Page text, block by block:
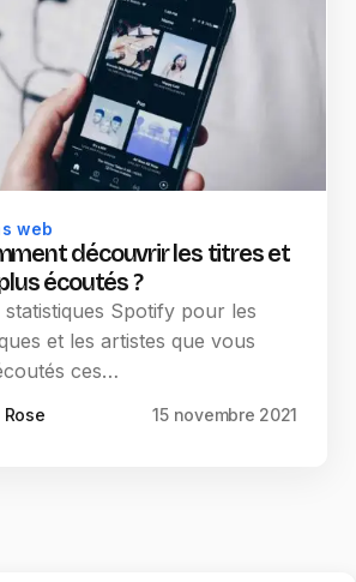
web
découvrir les titres et
écoutés ?
Spotify pour les
et les artistes que vous
ces…
15 novembre 2021